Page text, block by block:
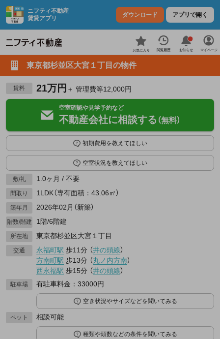
ニフティ不動産
賃貸アプリ
ダウンロード アプリで開く
お気に入り 閲覧履歴 お知らせ マイページ
東京都杉並区大宮１丁目の物件
賃料 21万円 ＋ 管理費等12,000円
空室確認や見学予約など
不動産会社に相談する （無料）
初期費用を教えてほしい
空室状況を教えてほしい
敷/礼 1.0ヶ月 / 不要
間取り 1LDK（専有面積：43.06㎡）
築年月 2026年02月（新築）
階数/階建 1階/6階建
所在地 東京都杉並区大宮１丁目
交通 永福町駅 歩11分 （井の頭線）
方南町駅 歩13分 （丸ノ内方南）
西永福駅 歩15分 （井の頭線）
駐車場 有駐車料金：33000円
空き状況やサイズなどを聞いてみる
ペット 相談可能
種類や頭数などの条件を聞いてみる